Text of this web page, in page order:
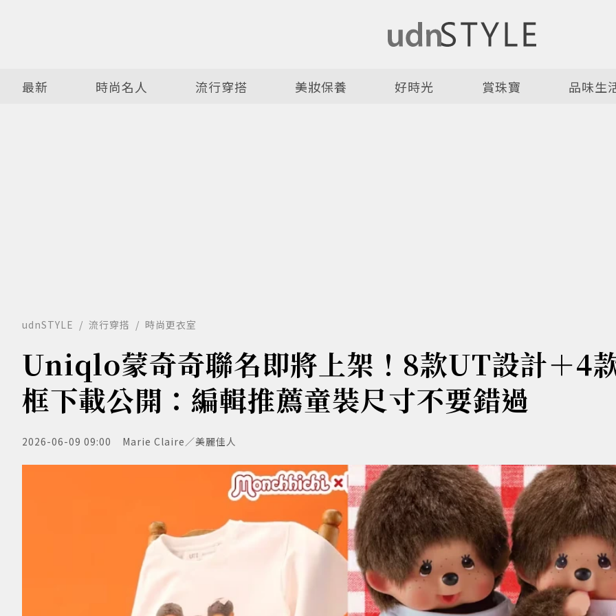
最新 時尚名人 流行穿搭 美妝保養 好時光 賞珠寶 品味生
udnSTYLE 流行穿搭 時尚更衣室
Uniqlo蒙奇奇聯名即將上架！8款UT設計＋4
框下載公開：編輯推薦童裝尺寸不要錯過
2026-06-09 09:00 Marie Claire／美麗佳人